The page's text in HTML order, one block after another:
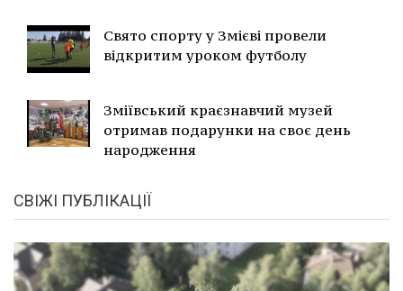
Свято спорту у Змієві провели
відкритим уроком футболу
Зміївський краєзнавчий музей
отримав подарунки на своє день
народження
СВІЖІ ПУБЛІКАЦІЇ